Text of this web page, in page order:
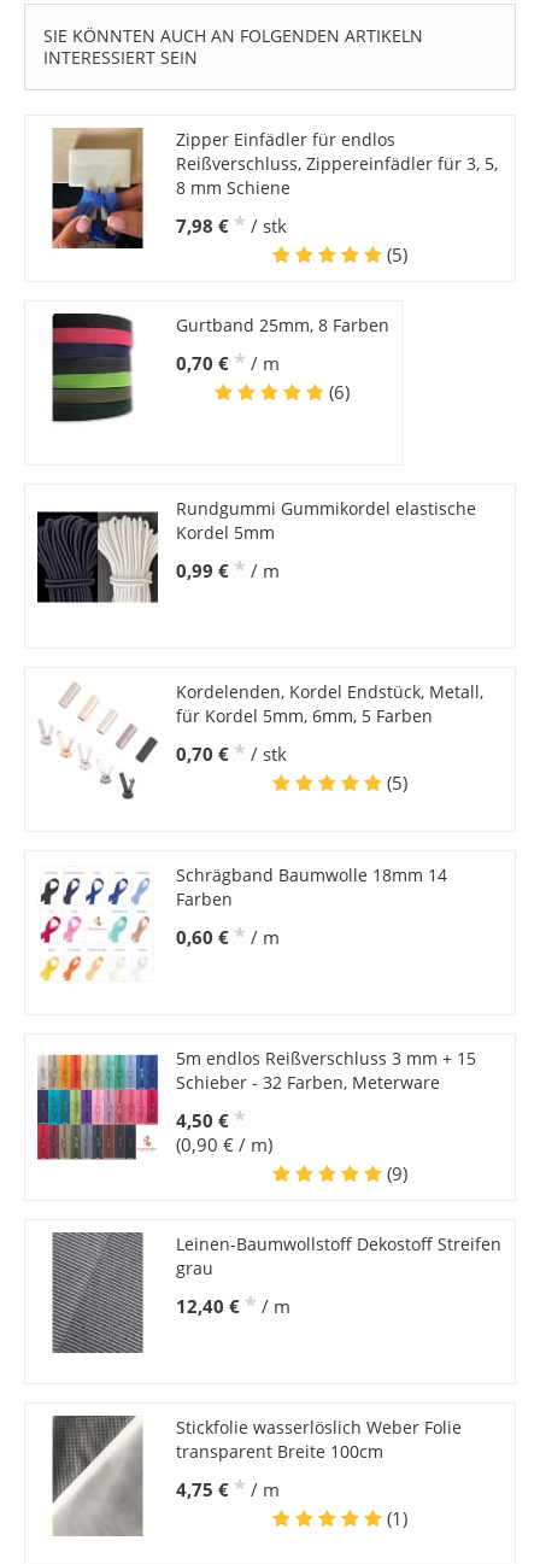
SIE KÖNNTEN AUCH AN FOLGENDEN ARTIKELN
INTERESSIERT SEIN
Zipper Einfädler für endlos
Reißverschluss, Zippereinfädler für 3, 5,
8 mm Schiene
7,98 € * / stk
(5)
Gurtband 25mm, 8 Farben
0,70 € * / m
(6)
Rundgummi Gummikordel elastische
Kordel 5mm
0,99 € * / m
Kordelenden, Kordel Endstück, Metall,
für Kordel 5mm, 6mm, 5 Farben
0,70 € * / stk
(5)
Schrägband Baumwolle 18mm 14
Farben
0,60 € * / m
5m endlos Reißverschluss 3 mm + 15
Schieber - 32 Farben, Meterware
4,50 € *
(0,90 € / m)
(9)
Leinen-Baumwollstoff Dekostoff Streifen
grau
12,40 € * / m
Stickfolie wasserlöslich Weber Folie
transparent Breite 100cm
4,75 € * / m
(1)